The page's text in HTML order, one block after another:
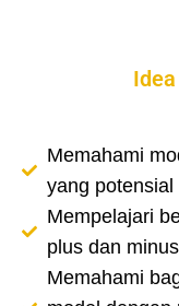
Memahami
yang
Mempelajari
plus dan
Memahami